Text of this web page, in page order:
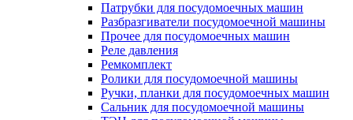
Патрубки для посудомоечных машин
Разбразгиватели посудомоечной машины
Прочее для посудомоечных машин
Реле давления
Ремкомплект
Ролики для посудомоечной машины
Ручки, планки для посудомоечных машин
Сальник для посудомоечной машины